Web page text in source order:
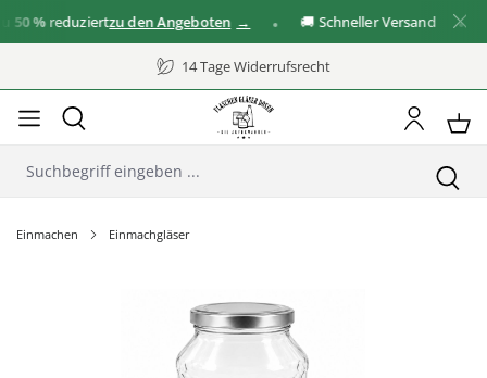
%reduziertzu den Angeboten 🚚 Schneller Versand ✓
14 Tage Widerrufsrecht
Einmachen Einmachgläser
Bildergalerie überspringen